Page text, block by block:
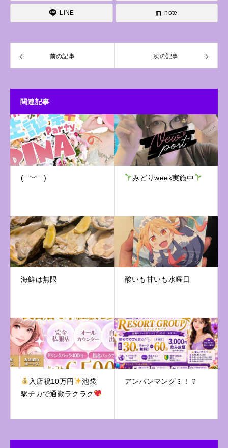
LINE note
前の記事 次の記事
関連記事
( ¯﹀¯ ) みどりweek実施中
海鮮は無限 酸いも甘いも水曜日
入店祝10万円
池袋
駅チカで通勤ラクラク
アンパンマングミ！？